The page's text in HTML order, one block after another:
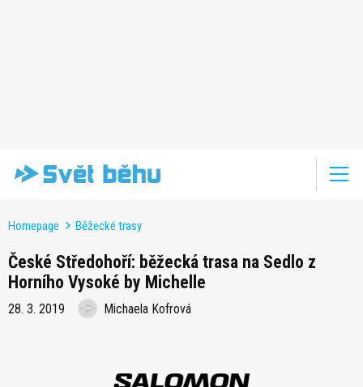
Homepage Běžecké trasy
České Středohoří: běžecká trasa na Sedlo z
Horního Vysoké by Michelle
28. 3. 2019 Michaela Kofrová